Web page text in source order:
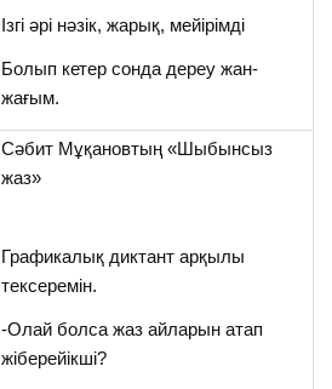
Ізгі әрі нәзік, жарық, мейірімді
Болып кетер сонда дереу жан-
жағым.
Сәбит Мұқановтың «Шыбынсыз
жаз»
Графикалық диктант арқылы
тексеремін.
-Олай болса жаз айларын атап
жіберейікші?